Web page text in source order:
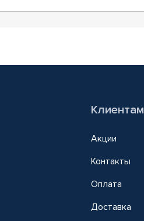
Клиентам
Акции
Контакты
Оплата
Доставка